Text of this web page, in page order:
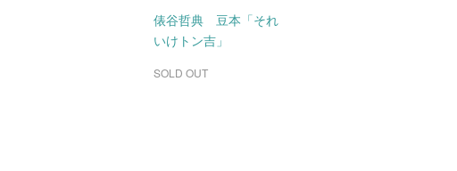
俵谷哲典 豆本「それ
いけトン吉」
SOLD OUT